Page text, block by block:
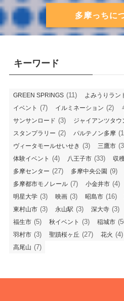
多摩っちに
キーワード
GREEN SPRINGS (11) よみうりラン
イベント (7) イルミネーション (2)
サンサンロード (3) ジャイアンツタウ
スタンプラリー (2) パルテノン多摩
ヴィータモールせいせき (3) 三鷹市
体験イベント (4) 八王子市 (33) 収
多摩センター (27) 多摩中央公園 (9)
多摩都市モノレール (7) 小金井市 (4)
明星大学 (3) 映画 (3) 昭島市 (16)
東村山市 (3) 永山駅 (3) 深大寺 (3)
福生市 (5) 秋イベント (3) 稲城市
羽村市 (3) 聖蹟桜ヶ丘 (27) 花火 (4)
高尾山 (7)